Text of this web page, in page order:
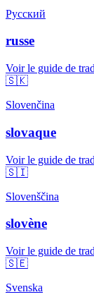
Русский
russe
Voir le guide de
🇸🇰
Slovenčina
slovaque
Voir le guide de
🇸🇮
Slovenščina
slovène
Voir le guide de
🇸🇪
Svenska